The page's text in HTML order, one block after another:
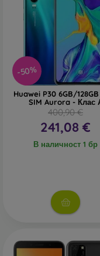
-50%
Huawei P30 6GB/
SIM Aurora - Клас
400,90 €
241,08 €
В наличност 1 бр